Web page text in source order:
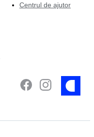
Centrul de ajutor